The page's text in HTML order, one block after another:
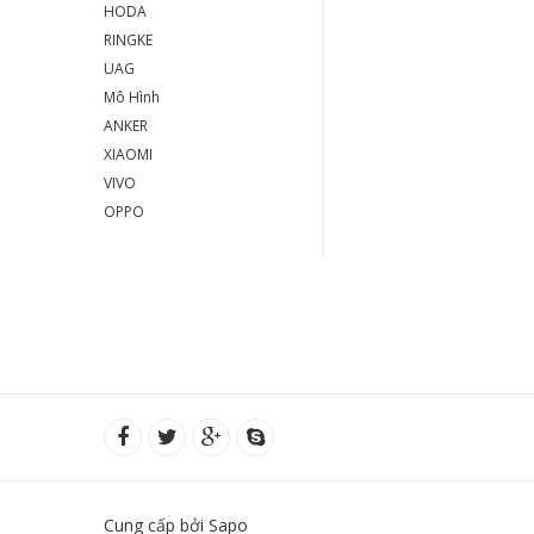
HODA
RINGKE
UAG
Mô Hình
ANKER
XIAOMI
VIVO
OPPO
Cung cấp bởi Sapo